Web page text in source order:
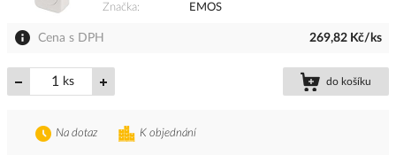
Značka
EMOS
Cena s DPH 269,82 Kč/ks
ks do košíku
K objednání
Na dotaz